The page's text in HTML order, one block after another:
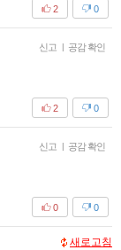
0
2
신고 | 공감 확인
0
2
신고 | 공감 확인
0
0
새로고침